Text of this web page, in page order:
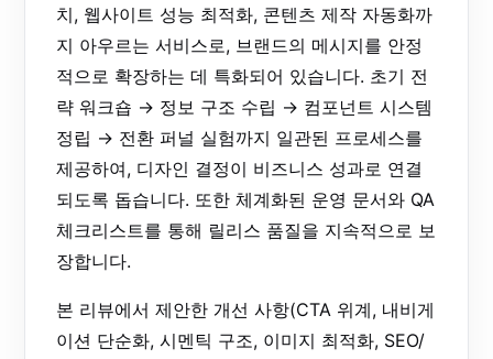
치, 웹사이트 성능 최적화, 콘텐츠 제작 자동화까
지 아우르는 서비스로, 브랜드의 메시지를 안정
적으로 확장하는 데 특화되어 있습니다. 초기 전
략 워크숍 → 정보 구조 수립 → 컴포넌트 시스템
정립 → 전환 퍼널 실험까지 일관된 프로세스를
제공하여, 디자인 결정이 비즈니스 성과로 연결
되도록 돕습니다. 또한 체계화된 운영 문서와 QA
체크리스트를 통해 릴리스 품질을 지속적으로 보
장합니다.
본 리뷰에서 제안한 개선 사항(CTA 위계, 내비게
이션 단순화, 시멘틱 구조, 이미지 최적화, SEO/